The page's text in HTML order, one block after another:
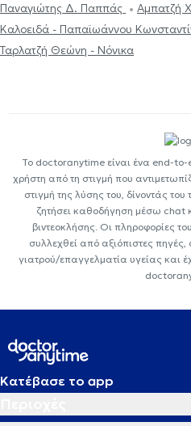
Παναγιώτης Δ. Παππάς
Αμπατζή
Καλοειδά - Παπαϊωάννου
Ταρλατζή Θεώνη - Νόνικα
Το doctoranytime είναι ένα end-to-
χρήστη από τη στιγμή που
στιγμή της λύσης του, δίνοντάς του
ζητήσει καθοδήγηση μέσω chat
βιντεοκλήσης. Οι πληροφορίες
συλλεχθεί από αξιόπιστες
γιατρού/επαγγελματία υγείας και
Κατέβασε το app